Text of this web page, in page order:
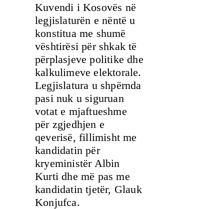
Kuvendi i Kosovës në
legjislaturën e nëntë u
konstitua me shumë
vështirësi për shkak të
përplasjeve politike dhe
kalkulimeve elektorale.
Legjislatura u shpërnda
pasi nuk u siguruan
votat e mjaftueshme
për zgjedhjen e
qeverisë, fillimisht me
kandidatin për
kryeministër Albin
Kurti dhe më pas me
kandidatin tjetër, Glauk
Konjufca.